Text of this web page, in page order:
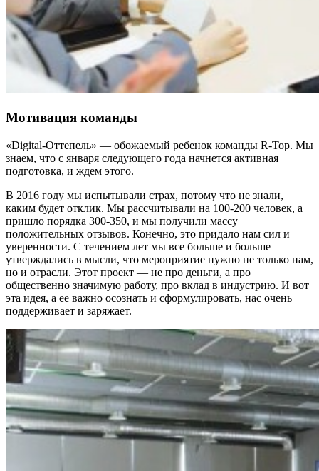
Мотивация команды
«Digital-Оттепель» — обожаемый ребенок команды R-Top. Мы
знаем, что с января следующего года начнется активная
подготовка, и ждем этого.
В 2016 году мы испытывали страх, потому что не знали,
каким будет отклик. Мы рассчитывали на 100-200 человек, а
пришло порядка 300-350, и мы получили массу
положительных отзывов. Конечно, это придало нам сил и
уверенности. С течением лет мы все больше и больше
утверждались в мысли, что мероприятие нужно не только нам,
но и отрасли. Этот проект — не про деньги, а про
общественно значимую работу, про вклад в индустрию. И вот
эта идея, а ее важно осознать и сформулировать, нас очень
поддерживает и заряжает.